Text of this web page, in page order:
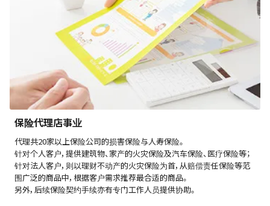
保险代理店事业
代理共20家以上保险公司的损害保险与人寿保险。
针对个人客户，提供建筑物、家产的火灾保险及汽车保险、医疗保险等；
针对法人客户，则以理财不动产的火灾保险为首，从赔偿责任保险等范
围广泛的商品中，根据客户需求推荐最合适的商品。
另外，后续保险契约手续亦有专门工作人员提供协助。